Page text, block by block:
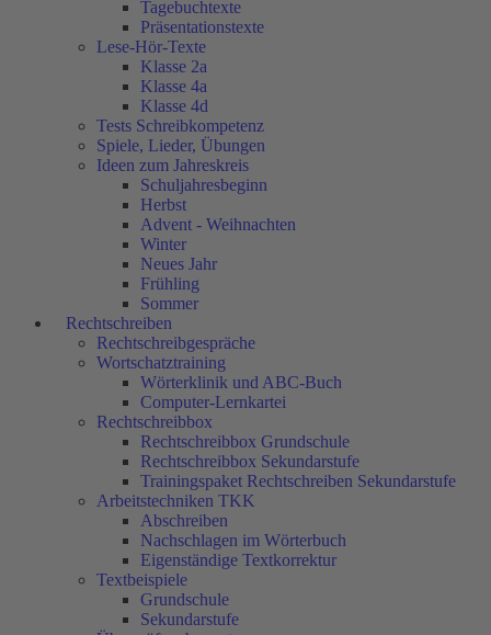
Tagebuchtexte
Präsentationstexte
Lese-Hör-Texte
Klasse 2a
Klasse 4a
Klasse 4d
Tests Schreibkompetenz
Spiele, Lieder, Übungen
Ideen zum Jahreskreis
Schuljahresbeginn
Herbst
Advent - Weihnachten
Winter
Neues Jahr
Frühling
Sommer
Rechtschreiben
Rechtschreibgespräche
Wortschatztraining
Wörterklinik und ABC-Buch
Computer-Lernkartei
Rechtschreibbox
Rechtschreibbox Grundschule
Rechtschreibbox Sekundarstufe
Trainingspaket Rechtschreiben Sekundarstufe
Arbeitstechniken TKK
Abschreiben
Nachschlagen im Wörterbuch
Eigenständige Textkorrektur
Textbeispiele
Grundschule
Sekundarstufe